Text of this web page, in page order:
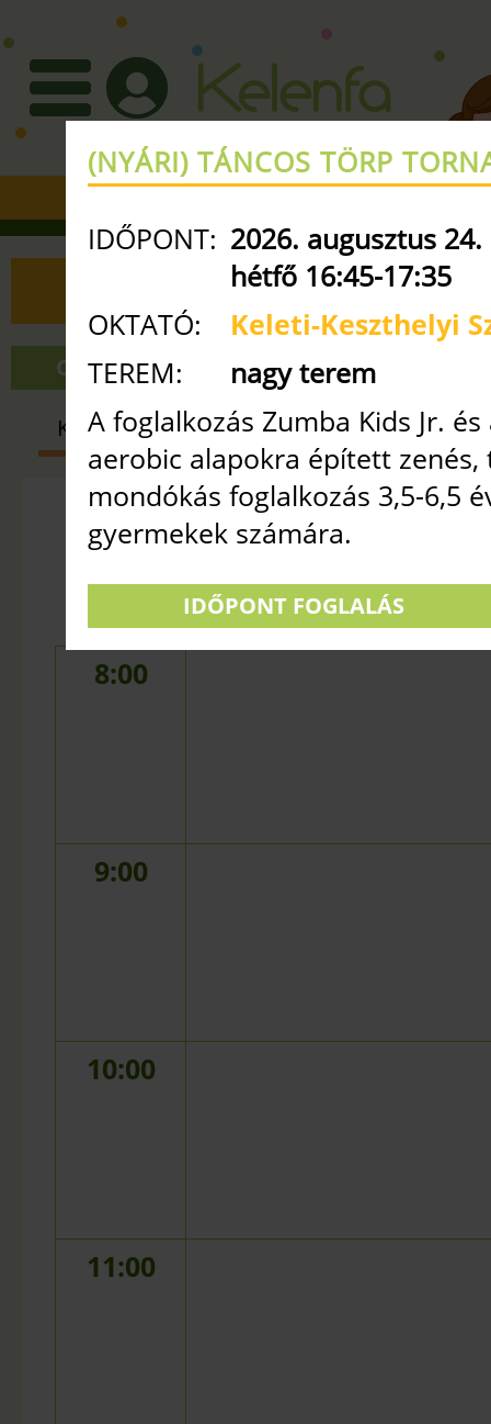
ÓRAREND
ONLINE ÓRÁK NAGY TEREM
KISMAMA BABA-MAMA
NAGY
8:00
9:00
10:00
11:00
(NYÁRI) TÁNCOS TÖRP
IDŐPONT: 2026. augusztus 24.
hétfő 16:45-17:35
OKTATÓ:
Keleti-Keszthelyi
TEREM:
nagy terem
A foglalkozás Zumba Kids Jr.
aerobic alapokra épített zenés,
mondókás foglalkozás 3,5-6,5
gyermekek számára.
IDŐPONT FOGLALÁS